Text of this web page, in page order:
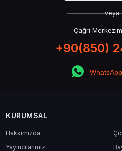
veya
Çağrı
+90(850)
KURUMSAL
Hakkımızda
Yayıncılarımız